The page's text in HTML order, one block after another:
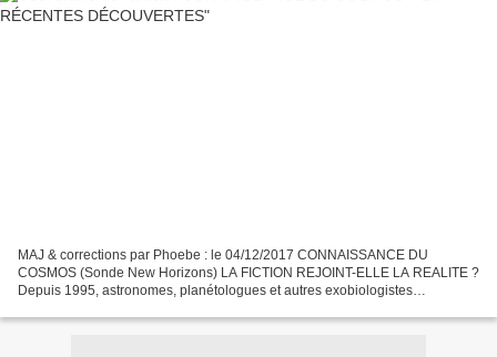
MAJ & corrections par Phoebe : le 04/12/2017 CONNAISSANCE DU
COSMOS (Sonde New Horizons) LA FICTION REJOINT-ELLE LA REALITE ?
Depuis 1995, astronomes, planétologues et autres exobiologistes